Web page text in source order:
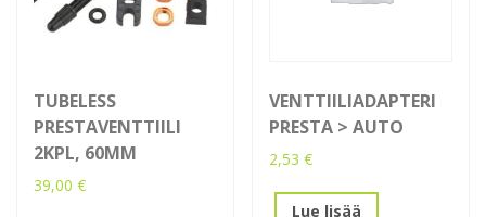
TUBELESS
PRESTAVENTTIILI
2KPL, 60MM
39,00 €
VENTTIILIADAPTERI
PRESTA > AUTO
2,53€
Lue lisää